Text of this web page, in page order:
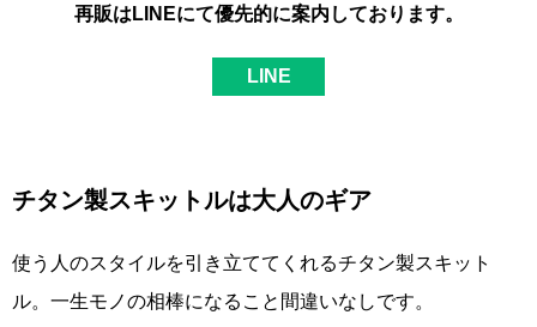
再販は LINEにて優先的に案内しております。
LINE
チタン製スキットルは大人のギア
使う人のスタイルを引き立ててくれるチタン製スキット
ル。一生モノの相棒になること間違いなしです。